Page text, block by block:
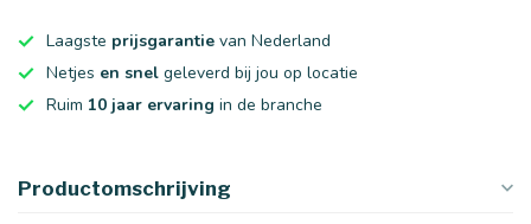
Laagste prijsgarantie van Nederland
Netjes en snel geleverd bij jou op locatie
Ruim 10 jaar ervaring in de branche
Productomschrijving